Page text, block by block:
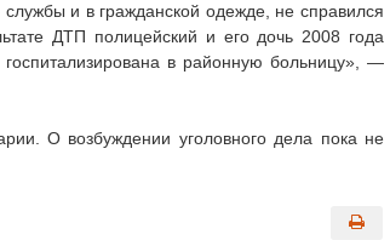
и в гражданской одежде, не справился
ДТП полицейский и его дочь 2008 года
в районную больницу», —
О возбуждении уголовного дела пока не